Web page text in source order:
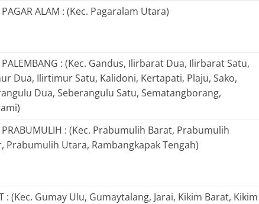
PAGAR ALAM : (Kec. Pagaralam Utara)
PALEMBANG : (Kec. Gandus, Ilirbarat Dua, Ilirbarat Satu,
Dua, Ilirtimur Satu, Kalidoni, Kertapati, Plaju, Sako,
Dua, Seberangulu Satu, Sematangborang,
PRABUMULIH : (Kec. Prabumulih Barat, Prabumulih
Prabumulih Utara, Rambangkapak Tengah)
: (Kec. Gumay Ulu, Gumaytalang, Jarai, Kikim Barat, Kikim